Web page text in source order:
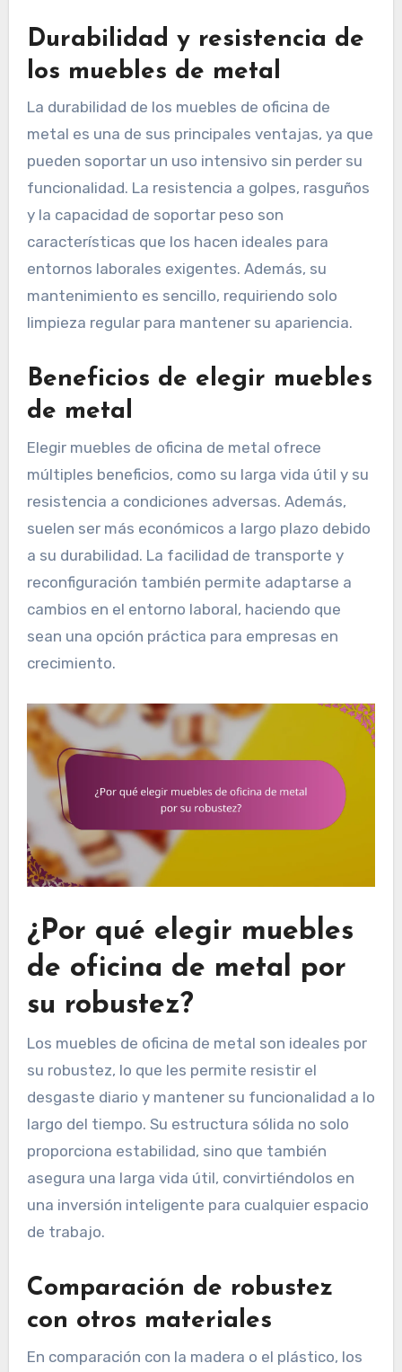
Durabilidad y resistencia de
los muebles de metal
La durabilidad de los muebles de oficina de
metal es una de sus principales ventajas, ya que
pueden soportar un uso intensivo sin perder su
funcionalidad. La resistencia a golpes, rasguños
y la capacidad de soportar peso son
características que los hacen ideales para
entornos laborales exigentes. Además, su
mantenimiento es sencillo, requiriendo solo
limpieza regular para mantener su apariencia.
Beneficios de elegir muebles
de metal
Elegir muebles de oficina de metal ofrece
múltiples beneficios, como su larga vida útil y su
resistencia a condiciones adversas. Además,
suelen ser más económicos a largo plazo debido
a su durabilidad. La facilidad de transporte y
reconfiguración también permite adaptarse a
cambios en el entorno laboral, haciendo que
sean una opción práctica para empresas en
crecimiento.
¿Por qué elegir muebles
de oficina de metal por
su robustez?
Los muebles de oficina de metal son ideales por
su robustez, lo que les permite resistir el
desgaste diario y mantener su funcionalidad a lo
largo del tiempo. Su estructura sólida no solo
proporciona estabilidad, sino que también
asegura una larga vida útil, convirtiéndolos en
una inversión inteligente para cualquier espacio
de trabajo.
Comparación de robustez
con otros materiales
En comparación con la madera o el plástico, los